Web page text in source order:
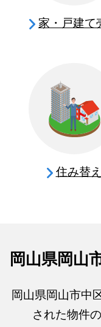
家・戸建て
住み替え
岡山県岡山
岡山県岡山市中
された物件